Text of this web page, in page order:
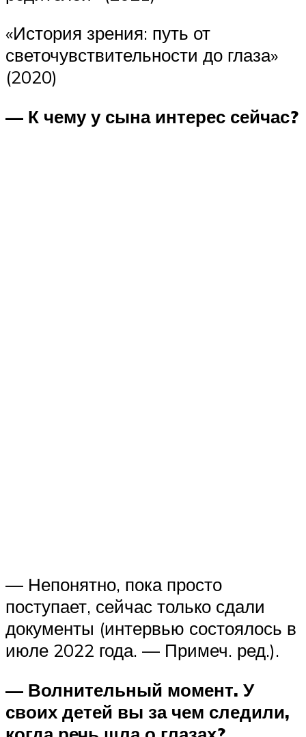
«История зрения: путь от
светочувствительности до глаза»
(2020)
— К чему у сына интерес сейчас?
— Непонятно, пока просто
поступает, сейчас только сдали
документы (интервью состоялось в
июле 2022 года. — Примеч. ред.).
— Волнительный момент. У
своих детей вы за чем следили,